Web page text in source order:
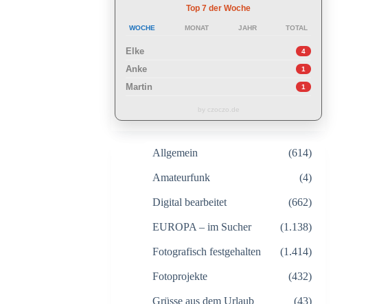
Top 7 der Woche
WOCHE MONAT JAHR TOTAL
Elke 4
Anke 1
Martin 1
by czoczo.de
Allgemein (614)
Amateurfunk (4)
Digital bearbeitet (662)
EUROPA – im Sucher (1.138)
Fotografisch festgehalten (1.414)
Fotoprojekte (432)
Grüsse aus dem Urlaub (43)